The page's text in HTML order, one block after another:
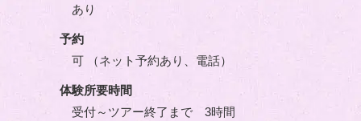
あり
予約
可 （ネット予約あり、電話）
体験所要時間
受付～ツアー終了まで 3時間